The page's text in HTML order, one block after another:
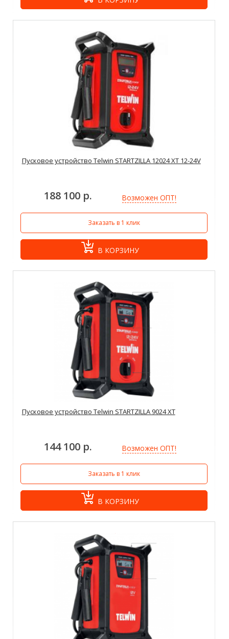
Пусковое устройство Telwin STARTZILLA 12024 XT 12-24V
188 100 р. Возможен ОПТ!
Заказать в 1 клик
В КОРЗИНУ
Пусковое устройство Telwin STARTZILLA 9024 XT
144 100 р. Возможен ОПТ!
Заказать в 1 клик
В КОРЗИНУ